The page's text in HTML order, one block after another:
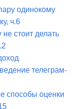
одинокому
ч.6
стоит делать
телеграм-
способы оценки